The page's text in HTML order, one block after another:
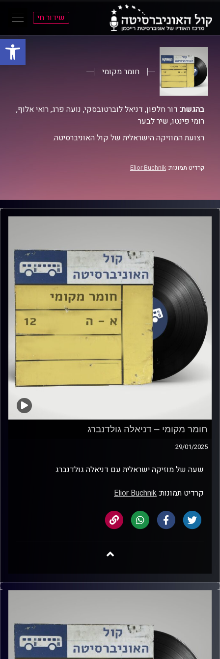
פתח
הראשי
הראשי
שידור חי
חומר מקומי
בהגשת: דור חלפון, דניאל לוברטובסקי, נועה פרג, רואי אלוף,
רומי פינטו, שיר לבער
רצועת המוזיקה הישראלית של קול האוניברסיטה.
קרדיט תמונות: Elior Buchnik
חומר מקומי – דניאלה גולדנברג
29/01/2025
שעה של מוזיקה ישראלית עם דניאלה גולדנברג
קרדיט תמונות:Elior Buchnik